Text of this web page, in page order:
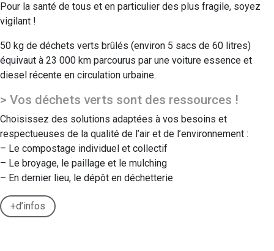
Pour la santé de tous et en particulier des plus fragile, soyez
vigilant !
50 kg de déchets verts brûlés (environ 5 sacs de 60 litres)
équivaut à 23 000 km parcourus par une voiture essence et
diesel récente en circulation urbaine.
> Vos déchets verts sont des ressources !
Choisissez des solutions adaptées à vos besoins et
respectueuses de la qualité de l’air et de l’environnement :
– Le compostage individuel et collectif
– Le broyage, le paillage et le mulching
– En dernier lieu, le dépôt en déchetterie
+d’infos